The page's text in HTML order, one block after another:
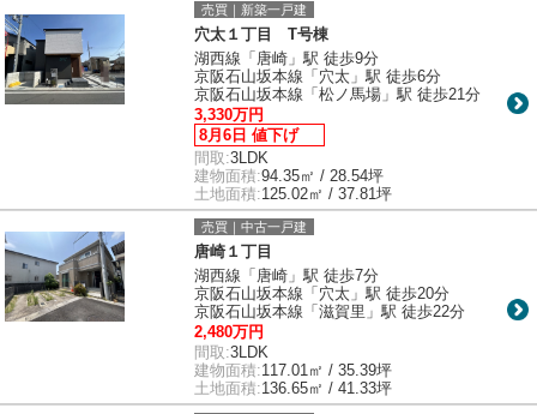
売買｜新築一戸建
穴太１丁目 T号棟
湖西線「唐崎」駅 徒歩9分
京阪石山坂本線「穴太」駅 徒歩6分
京阪石山坂本線「松ノ馬場」駅 徒歩21分
3,330万円
8月6日 値下げ
間取:3LDK
建物面積:94.35㎡ / 28.54坪
土地面積:125.02㎡ / 37.81坪
売買｜中古一戸建
唐崎１丁目
湖西線「唐崎」駅 徒歩7分
京阪石山坂本線「穴太」駅 徒歩20分
京阪石山坂本線「滋賀里」駅 徒歩22分
2,480万円
間取:3LDK
建物面積:117.01㎡ / 35.39坪
土地面積:136.65㎡ / 41.33坪